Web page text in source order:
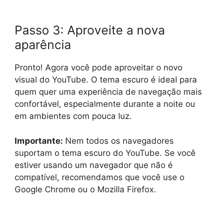
Passo 3: Aproveite a nova
aparência
Pronto! Agora você pode aproveitar o novo
visual do YouTube. O tema escuro é ideal para
quem quer uma experiência de navegação mais
confortável, especialmente durante a noite ou
em ambientes com pouca luz.
Importante: Nem todos os navegadores
suportam o tema escuro do YouTube. Se você
estiver usando um navegador que não é
compatível, recomendamos que você use o
Google Chrome ou o Mozilla Firefox.